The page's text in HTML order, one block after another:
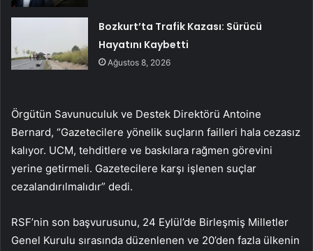
Bozkurt’ta Trafik Kazası: Sürücü
Hayatını Kaybetti
Ağustos 8, 2026
Örgütün Savunuculuk ve Destek Direktörü Antoine
Bernard, “Gazetecilere yönelik suçların failleri hala cezasız
kalıyor. UCM, tehditlere ve baskılara rağmen görevini
yerine getirmeli. Gazetecilere karşı işlenen suçlar
cezalandırılmalıdır” dedi.
RSF’nin son başvurusunu, 24 Eylül’de Birleşmiş Milletler
Genel Kurulu sırasında düzenlenen ve 20’den fazla ülkenin